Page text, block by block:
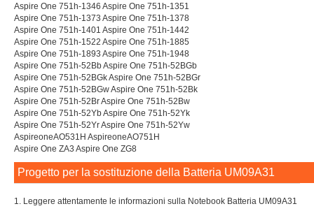
Aspire One 751h-1346 Aspire One 751h-1351
Aspire One 751h-1373 Aspire One 751h-1378
Aspire One 751h-1401 Aspire One 751h-1442
Aspire One 751h-1522 Aspire One 751h-1885
Aspire One 751h-1893 Aspire One 751h-1948
Aspire One 751h-52Bb Aspire One 751h-52BGb
Aspire One 751h-52BGk Aspire One 751h-52BGr
Aspire One 751h-52BGw Aspire One 751h-52Bk
Aspire One 751h-52Br Aspire One 751h-52Bw
Aspire One 751h-52Yb Aspire One 751h-52Yk
Aspire One 751h-52Yr Aspire One 751h-52Yw
AspireoneAO531H AspireoneAO751H
Aspire One ZA3 Aspire One ZG8
Progetto per la sostituzione della Batteria UM09A31
1. Leggere attentamente le informazioni sulla Notebook Batteria UM09A31